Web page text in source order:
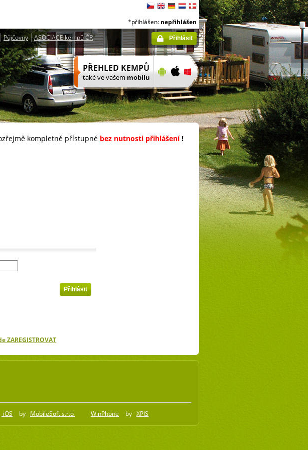
Půjčovny ASOCIACE kempů ČR
*přihlášen: nepřihlášen
Přihlásit
kompletně přístupné bez nutnosti přihlášení!
ZAREGISTROVAT
iOS by MobileSoft s.r.o WinPhone by XPIS